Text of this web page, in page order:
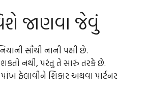
જાણવા જેવું
સૌથી નાની પક્ષી છે.
શકતો નથી, પરંતુ તે સારું તરકે છે.
પાંખ ફેલાવીને શિકાર અથવા પાર્ટનર